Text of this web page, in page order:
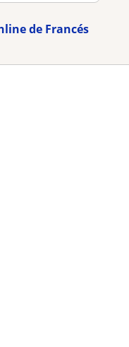
de Francés